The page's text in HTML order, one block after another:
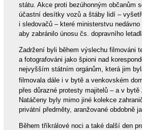
státu. Akce proti bezúhonným občanům
účastní desítky vozů a štáby lidí –
i sledovačů – které ministerstvu
aby zabránilo únosu čs. dopravního
Zadržení byli během výslechu filmováni
a fotografováni jako špioni nad
nejvyšším státním orgánům, která jim
filmovala dále i v bytě a venkovském
přes důrazné protesty majitelů – a v bytě
Natáčeny byly mimo jiné kolekce
privátní předměty, aranžované obdobně
Během tříkrálové noci a také další den